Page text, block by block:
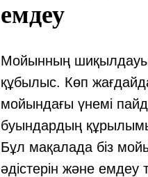
емдеу
Мойынның шиқылдауы
құбылыс. Көп
мойындағы үнемі
буындардың
Бұл мақалада біз
әдістерін және емдеу